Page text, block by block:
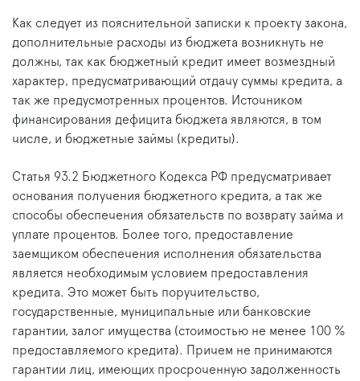
Как следует из пояснительной записки к проекту закона,
дополнительные расходы из бюджета возникнуть не
должны, так как бюджетный кредит имеет возмездный
характер, предусматривающий отдачу суммы кредита, а
так же предусмотренных процентов. Источником
финансирования дефицита бюджета являются, в том
числе, и бюджетные займы (кредиты).
Статья 93.2 Бюджетного Кодекса РФ предусматривает
основания получения бюджетного кредита, а так же
способы обеспечения обязательств по возврату займа и
уплате процентов. Более того, предоставление
заемщиком обеспечения исполнения обязательства
является необходимым условием предоставления
кредита. Это может быть поручительство,
государственные, муниципальные или банковские
гарантии, залог имущества (стоимостью не менее 100 %
предоставляемого кредита). Причем не принимаются
гарантии лиц, имеющих просроченную задолженность